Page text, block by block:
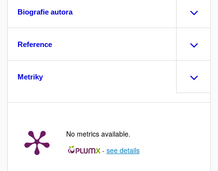
Biografie autora
Reference
Metriky
No metrics available.
- see details